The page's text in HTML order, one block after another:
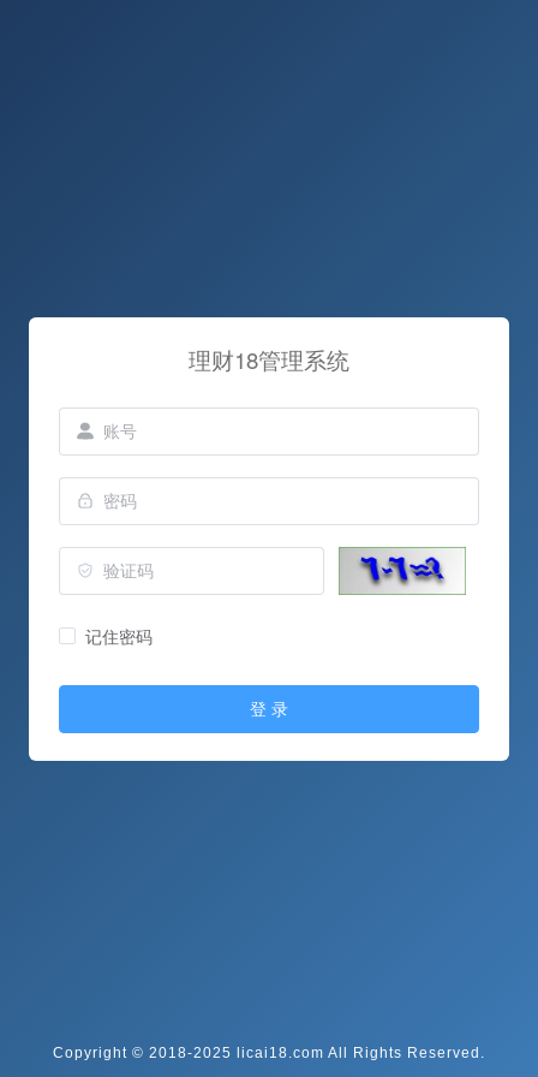
理财18管理系统
记住密码
登 录
Copyright © 2018-2025 licai18.com All Rights Reserved.